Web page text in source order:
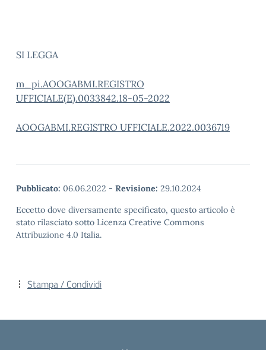
SI LEGGA
m_pi.AOOGABMI.REGISTRO
UFFICIALE(E).0033842.18-05-2022
AOOGABMI.REGISTRO UFFICIALE.2022.0036719
Pubblicato: 06.06.2022 - Revisione: 29.10.2024
Eccetto dove diversamente specificato, questo articolo è
stato rilasciato sotto Licenza Creative Commons
Attribuzione 4.0 Italia.
Stampa / Condividi